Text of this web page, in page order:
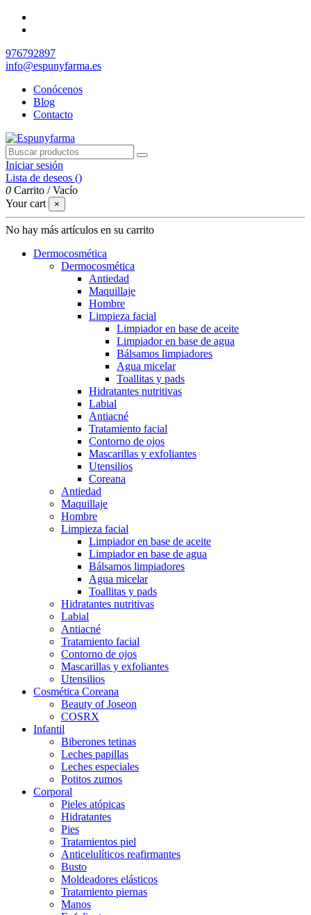
976792897
info@espunyfarma.es
Conócenos
Blog
Contacto
Iniciar sesión
Lista de deseos ()
0 Carrito /Vacío
Your cart
×
No hay más artículos en su carrito
Dermocosmética
Dermocosmética
Antiedad
Maquillaje
Hombre
Limpieza facial
Limpiador en base de aceite
Limpiador en base de agua
Bálsamos limpiadores
Agua micelar
Toallitas y pads
Hidratantes nutritivas
Labial
Antiacné
Tratamiento facial
Contorno de ojos
Mascarillas y exfoliantes
Utensilios
Coreana
Antiedad
Maquillaje
Hombre
Limpieza facial
Limpiador en base de aceite
Limpiador en base de agua
Bálsamos limpiadores
Agua micelar
Toallitas y pads
Hidratantes nutritivas
Labial
Antiacné
Tratamiento facial
Contorno de ojos
Mascarillas y exfoliantes
Utensilios
Cosmética Coreana
Beauty of Joseon
COSRX
Infantil
Biberones tetinas
Leches papillas
Leches especiales
Potitos zumos
Corporal
Pieles atópicas
Hidratantes
Pies
Tratamientos piel
Anticelulíticos reafirmantes
Busto
Moldeadores elásticos
Tratamiento piernas
Manos